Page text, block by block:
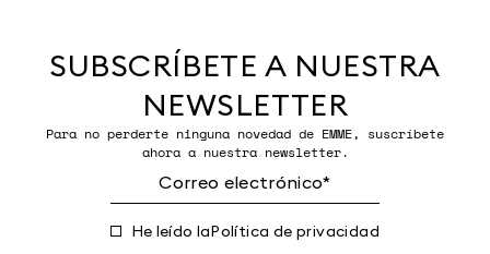
SUBSCRÍBETE A NUESTRA
NEWSLETTER
Para no perderte ninguna novedad de EMME, suscríbete
ahora a nuestra newsletter.
He leído laPolítica de privacidad